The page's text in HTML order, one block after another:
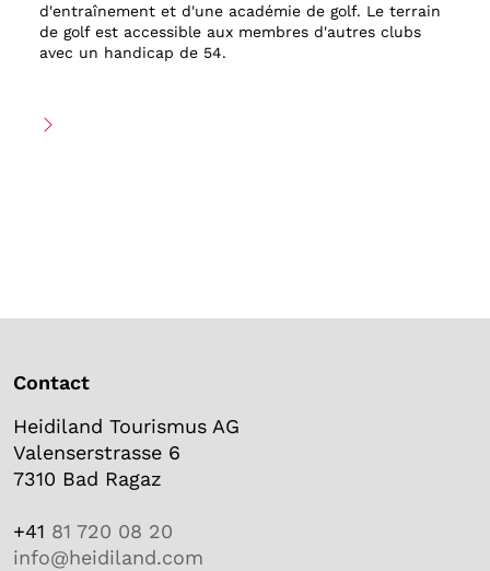
d'entraînement et d'une académie de golf. Le terrain
de golf est accessible aux membres d'autres clubs
avec un handicap de 54.
Contact
Heidiland Tourismus AG
Valenserstrasse 6
7310 Bad Ragaz
+41 81 720 08 20
info@heidiland.com